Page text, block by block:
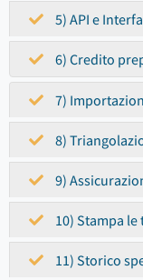
5) API e
6) Credito
7)
8)
9)
10) Stampa
11) Storico